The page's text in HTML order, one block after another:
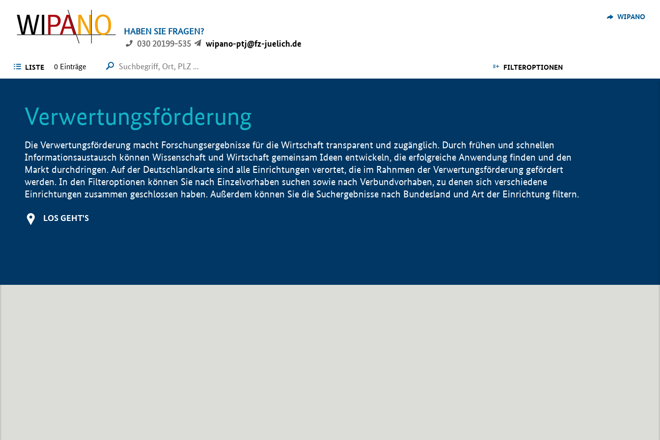
HABEN SIE FRAGEN?
030 20199-535
wipano-ptj@fz-juelich.de
WIPANO
LISTE FILTEROPTIONEN
0 Einträge
Verwertungsförderung
Die Verwertungsförderung macht Forschungsergebnisse für die Wirtschaft transparent und zugänglich. Durch frühen und schnellen
Informationsaustausch können Wissenschaft und Wirtschaft gemeinsam Ideen entwickeln, die erfolgreiche Anwendung finden und den
Markt durchdringen. Auf der Deutschlandkarte sind alle Einrichtungen verortet, die im Rahnmen der Verwertungsförderung gefördert
werden. In den Filteroptionen können Sie nach Einzelvorhaben suchen sowie nach Verbundvorhaben, zu denen sich verschiedene
Einrichtungen zusammen geschlossen haben. Außerdem können Sie die Suchergebnisse nach Bundesland und Art der Einrichtung filtern.
LOS GEHT'S